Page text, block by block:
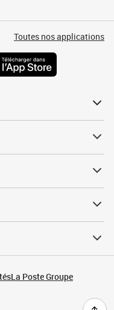
Toutes nos applications
La Poste Groupe